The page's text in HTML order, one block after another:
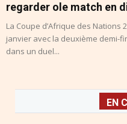
regarder ole match en
La Coupe d’Afrique des Nations
janvier avec la deuxième demi-
dans un duel...
EN